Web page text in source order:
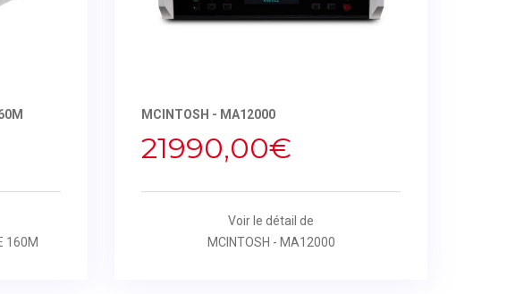
160M
MCINTOSH - MA12000
21990,00€
Voir le détail de
MCINTOSH - MA12000